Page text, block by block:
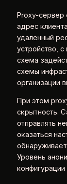
Proxy-сервер
адрес
удаленный
устройство,
схема
схемы
организации
При этом
скрытность.
отправлять
оказаться
Уровень
конфигурации